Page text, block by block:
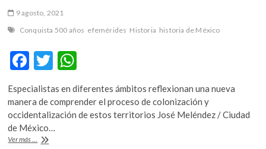
9 agosto, 2021
Conquista 500 años efemérides Historia historia de México
F
ac
e
b
o
T
itt
er
h
at
s
Especialistas en diferentes ámbitos reflexionan una nueva
manera de comprender el proceso de colonización y
occidentalización de estos territorios José Meléndez / Ciudad
de México…
Ver más ... Reflexiones